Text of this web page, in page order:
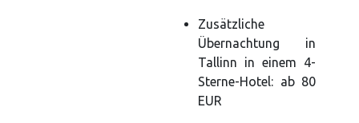
Zusätzliche
Übernachtung in
Tallinn in einem 4-
Sterne-Hotel: ab 80
EUR